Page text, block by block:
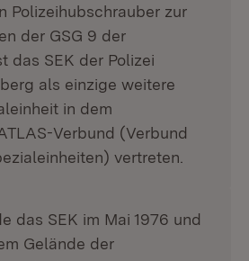
Polizeihubschrauber zur
der GSG 9 der
das SEK der Polizei
als einzige weitere
in dem
Verbund (Verbund
vertreten.
das SEK im Mai 1976 und
Gelände der